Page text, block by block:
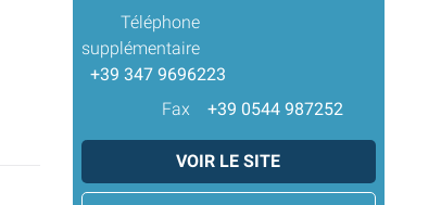
Téléphone
supplémentaire
+39 347 9696223
Fax
+39 0544 987252
VOIR LE SITE